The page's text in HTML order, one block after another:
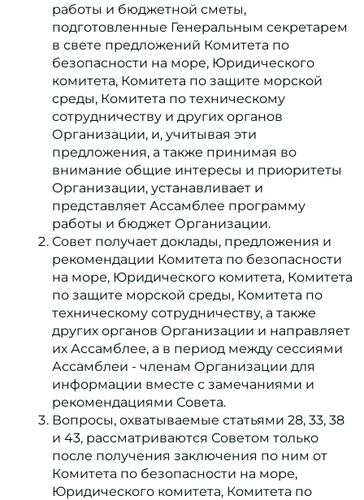
работы и бюджетной сметы,
подготовленные Генеральным секретарем
в свете предложений Комитета по
безопасности на море, Юридического
комитета, Комитета по защите морской
среды, Комитета по техническому
сотрудничеству и других органов
Организации, и, учитывая эти
предложения, а также принимая во
внимание общие интересы и приоритеты
Организации, устанавливает и
представляет Ассамблее программу
работы и бюджет Организации.
Совет получает доклады, предложения и
рекомендации Комитета по безопасности
на море, Юридического комитета, Комитета
по защите морской среды, Комитета по
техническому сотрудничеству, а также
других органов Организации и направляет
их Ассамблее, а в период между сессиями
Ассамблеи - членам Организации для
информации вместе с замечаниями и
рекомендациями Совета.
Вопросы, охватываемые статьями 28, 33, 38
и 43, рассматриваются Советом только
после получения заключения по ним от
Комитета по безопасности на море,
Юридического комитета, Комитета по